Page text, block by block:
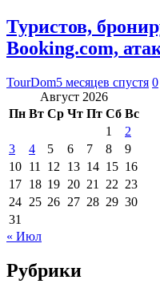
Туристов,
Booking.com,
TourDom5 месяцев спустя 0
Август 2026
Пн Вт Ср Чт Пт Сб Вс
1
2
3
4 5 6 7 8
9
10 11 12 13 14 15 16
17 18 19 20 21 22 23
24 25 26 27 28 29 30
31
« Июл
Рубрики